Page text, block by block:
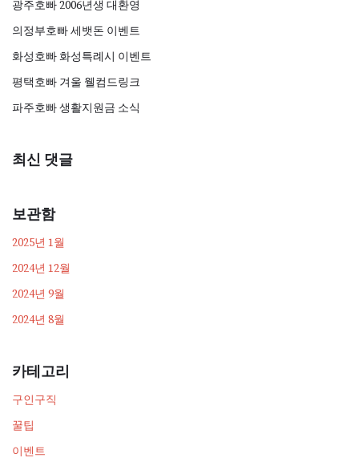
광주호빠 2006년생 대환영
의정부호빠 세뱃돈 이벤트
화성호빠 화성특례시 이벤트
평택호빠 겨울 웰컴드링크
파주호빠 생활지원금 소식
최신 댓글
보관함
2025년 1월
2024년 12월
2024년 9월
2024년 8월
카테고리
구인구직
꿀팁
이벤트